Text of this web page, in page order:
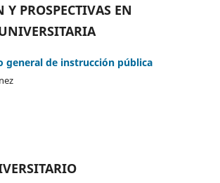
PROSPECTIVAS EN
general de instrucción pública